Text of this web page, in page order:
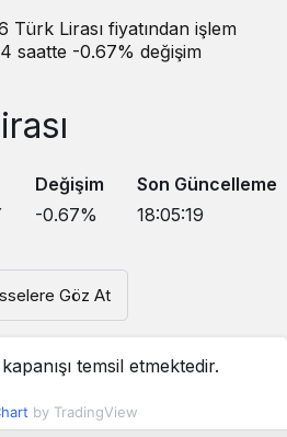
Türk Lirası fiyatından işlem
saatte -0.67% değişim
Değişim
-0.67%
Son Güncelleme
18:05:19
Göz At
temsil etmektedir.
by TradingView